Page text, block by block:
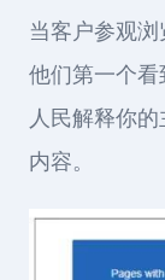
当客户参观浏
他们第一个看
人民解释你
内容。